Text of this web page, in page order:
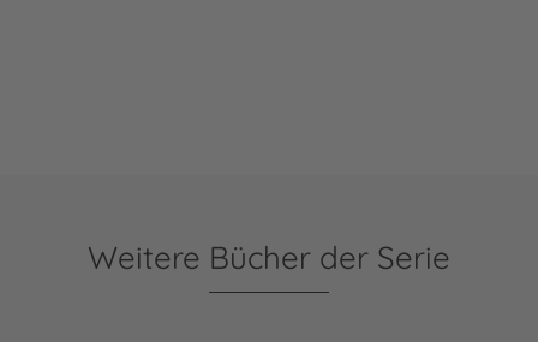
Weitere Bücher der Serie